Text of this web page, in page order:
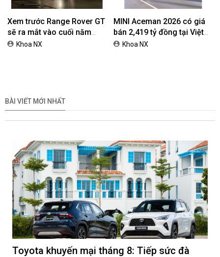
Xem trước Range Rover GT
sẽ ra mắt vào cuối năm
2026Khoa NX
MINI Aceman 2026 có giá
bán 2,419 tỷ đồng tại Việt
NamKhoa NX
BÀI VIẾT MỚI NHẤT
Toyota khuyến mại tháng 8: Tiếp sức đà